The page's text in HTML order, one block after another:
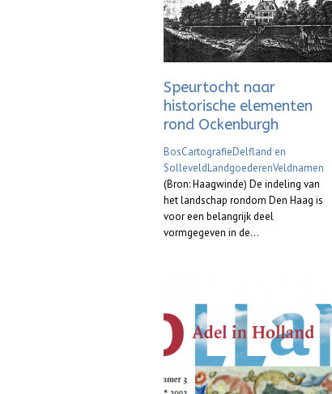
Speurtocht naar
historische elementen
rond Ockenburgh
BosCartografieDelfland en
SolleveldLandgoederenVeldnamen
(Bron: Haagwinde) De indeling van
het landschap rondom Den Haag is
voor een belangrijk deel
vormgegeven in de...